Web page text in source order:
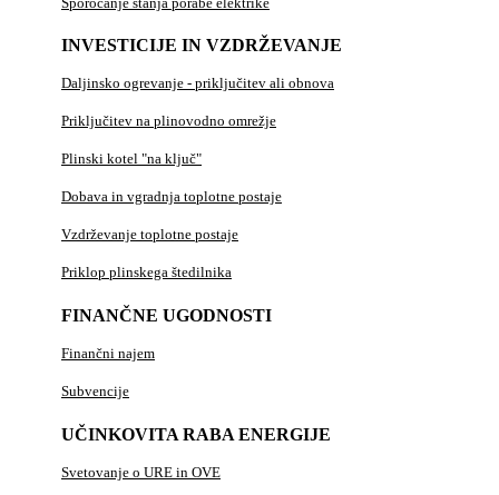
INVESTICIJE IN VZDRŽEVANJE
Daljinsko ogrevanje - priključitev ali obnova
Priključitev na plinovodno omrežje
Plinski kotel "na ključ"
Dobava in vgradnja toplotne postaje
Vzdrževanje toplotne postaje
Priklop plinskega štedilnika
FINANČNE UGODNOSTI
Finančni najem
Subvencije
UČINKOVITA RABA ENERGIJE
Svetovanje o URE in OVE